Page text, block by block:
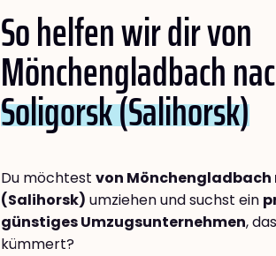
So helfen wir dir von
Mönchengladbach
Soligorsk (Salihorsk)
Du möchtest von Mönchengladbach
(Salihorsk) umziehen und suchst ein
günstiges Umzugsunternehmen,
kümmert?